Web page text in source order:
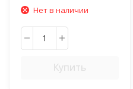
Нет в наличии
Купить